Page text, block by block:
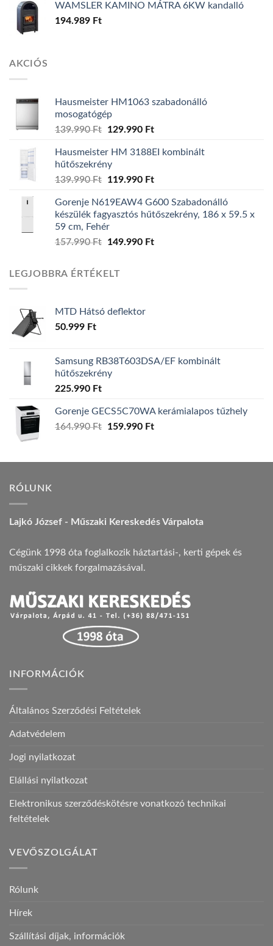
WAMSLER KAMINO MÁTRA 6KW kandalló
194.989 Ft
AKCIÓS
Hausmeister HM1063 szabadonálló
mosogatógép
139.990Ft
Original
was:
139.990 Ft.
129.990 FtCurrent
is:
Hausmeister HM 3188EI kombinált
hűtőszekrény
139.990Ft
Original
was:
139.990 Ft.
119.990 FtCurrent
is:
119.990 Ft.
Gorenje N619EAW4 G600 Szabadonálló
készülék fagyasztós hűtőszekrény, 186 x 59.5 x
59 cm, Fehér
157.990Ft
Original
157.990 Ft.
149.990 FtCurrent
LEGJOBBRA ÉRTÉKELT
MTD Hátsó deflektor
50.999 Ft
Samsung RB38T603DSA/EF kombinált
hűtőszekrény
225.990 Ft
Gorenje GECS5C70WA kerámialapos tűzhely
164.990Ft
Original
164.990 Ft.
159.990 FtCurrent
159.990 Ft.
RÓLUNK
Lajkó József - Műszaki Kereskedés Várpalota
Cégünk 1998 óta foglalkozik háztartási-, kerti gépek és
műszaki cikkek forgalmazásával.
INFORMÁCIÓK
Általános Szerződési Feltételek
Adatvédelem
Jogi nyilatkozat
Elállási nyilatkozat
Elektronikus szerződéskötésre vonatkozó technikai
feltételek
VEVŐSZOLGÁLAT
Rólunk
Hírek
Szállítási díjak, információk